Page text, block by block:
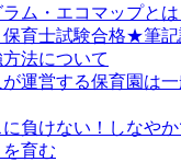
ム・エコマップとは
保育士試験合格★筆
法について
運営する保育園は
負けない！しなや
育む